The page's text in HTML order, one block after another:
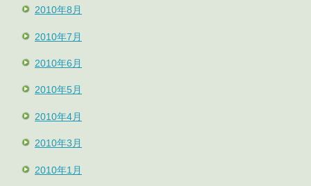
2010年8月
2010年7月
2010年6月
2010年5月
2010年4月
2010年3月
2010年1月